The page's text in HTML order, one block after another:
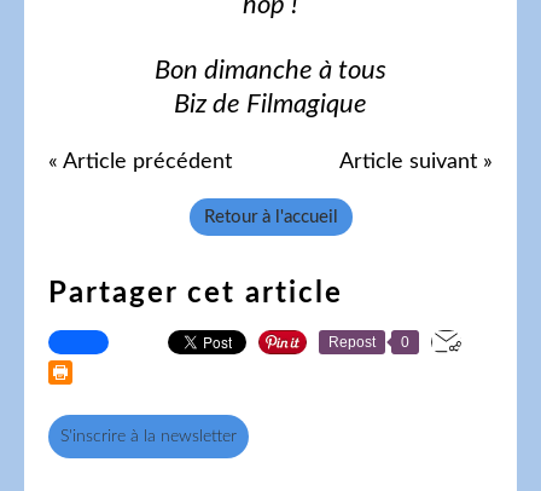
Bon dimanche à tous
Biz de Filmagique
« Article précédent Article suivant »
Retour à l'accueil
Partager cet article
Repost 0
S'inscrire à la newsletter